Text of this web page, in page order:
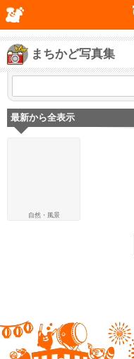
まちかど写真集
最新から全表示
自然・風景